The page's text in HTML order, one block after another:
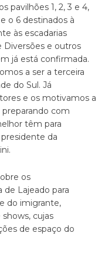
pavilhões 1, 2, 3 e 4,
o 6 destinados à
às escadarias
Diversões e outros
já está confirmada.
a ser a terceira
do Sul. Já
e os motivamos a
com
têm para
da
os
Lajeado para
do imigrante,
cujas
de espaço do